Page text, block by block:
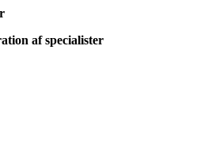
af specialister